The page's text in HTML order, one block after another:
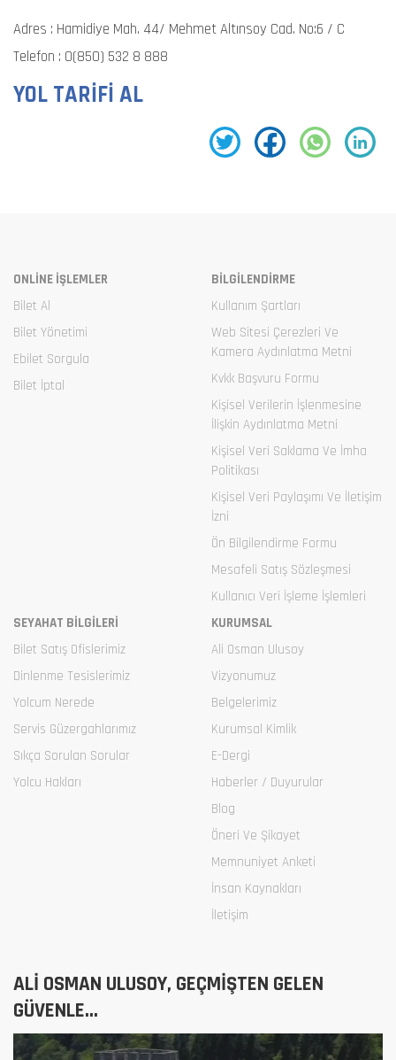
Adres : Hamidiye Mah. 44/ Mehmet Altınsoy Cad. No:6 / C
Telefon : 0(850) 532 8 888
YOL TARİFİ AL
ONLİNE İŞLEMLER
Bilet Al
Bilet Yönetimi
Ebilet Sorgula
Bilet İptal
BİLGİLENDİRME
Kullanım Şartları
Web Sitesi Çerezleri Ve
Kamera Aydınlatma Metni
Kvkk Başvuru Formu
Kişisel Verilerin İşlenmesine
İlişkin Aydınlatma Metni
Kişisel Veri Saklama Ve İmha
Politikası
Kişisel Veri Paylaşımı Ve İletişim
İzni
Ön Bilgilendirme Formu
Mesafeli Satış Sözleşmesi
Kullanıcı Veri İşleme İşlemleri
SEYAHAT BİLGİLERİ
Bilet Satış Ofislerimiz
Dinlenme Tesislerimiz
Yolcum Nerede
Servis Güzergahlarımız
Sıkça Sorulan Sorular
Yolcu Hakları
KURUMSAL
Ali Osman Ulusoy
Vizyonumuz
Belgelerimiz
Kurumsal Kimlik
E-Dergi
Haberler / Duyurular
Blog
Öneri Ve Şikayet
Memnuniyet Anketi
İnsan Kaynakları
İletişim
ALİ OSMAN ULUSOY, GEÇMİŞTEN GELEN
GÜVENLE...